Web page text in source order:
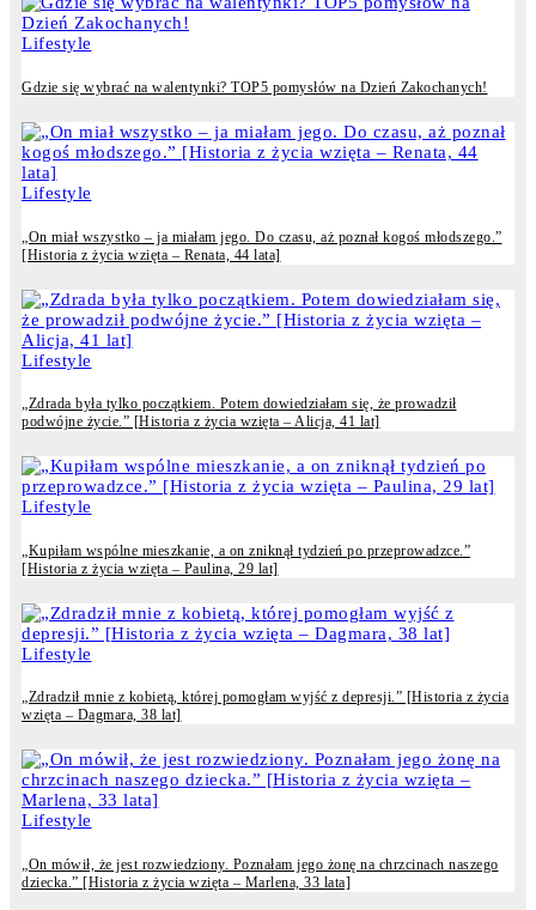
Lifestyle
Gdzie się wybrać na walentynki? TOP5 pomysłów na Dzień Zakochanych!
Lifestyle
„On miał wszystko – ja miałam jego. Do czasu, aż poznał kogoś młodszego.”
[Historia z życia wzięta – Renata, 44 lata]
Lifestyle
„Zdrada była tylko początkiem. Potem dowiedziałam się, że prowadził
podwójne życie.” [Historia z życia wzięta – Alicja, 41 lat]
Lifestyle
„Kupiłam wspólne mieszkanie, a on zniknął tydzień po przeprowadzce.”
[Historia z życia wzięta – Paulina, 29 lat]
Lifestyle
„Zdradził mnie z kobietą, której pomogłam wyjść z depresji.” [Historia z życia
wzięta – Dagmara, 38 lat]
Lifestyle
„On mówił, że jest rozwiedziony. Poznałam jego żonę na chrzcinach naszego
dziecka.” [Historia z życia wzięta – Marlena, 33 lata]